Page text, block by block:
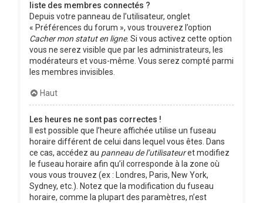
liste des membres connectés ?
Depuis votre panneau de l’utilisateur, onglet
« Préférences du forum », vous trouverez l’option
Cacher mon statut en ligne. Si vous activez cette option
vous ne serez visible que par les administrateurs, les
modérateurs et vous-même. Vous serez compté parmi
les membres invisibles.
Haut
Les heures ne sont pas correctes !
Il est possible que l’heure affichée utilise un fuseau
horaire différent de celui dans lequel vous êtes. Dans
ce cas, accédez au panneau de l’utilisateuret modifiez
le fuseau horaire afin qu’il corresponde à la zone où
vous vous trouvez (ex : Londres, Paris, New York,
Sydney, etc.). Notez que la modification du fuseau
horaire, comme la plupart des paramètres, n’est